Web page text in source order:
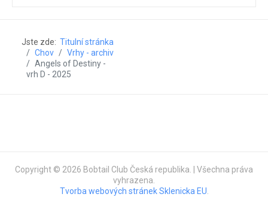
Jste zde: Titulní stránka
Chov
Vrhy - archiv
Angels of Destiny -
vrh D - 2025
Copyright © 2026 Bobtail Club Česká republika. | Všechna práva
vyhrazena.
Tvorba webových stránek Sklenicka EU